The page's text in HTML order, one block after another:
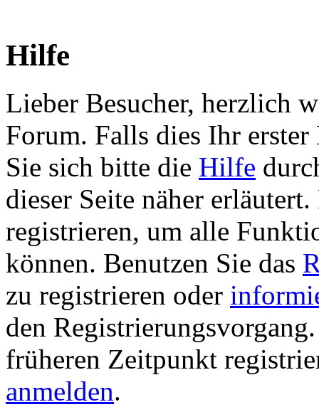
Hilfe
Lieber Besucher, herzlich
Forum. Falls dies Ihr erster
Sie sich bitte die Hilfe
dieser Seite näher
registrieren, um alle
können. Benutzen Sie das
zu registrieren oder
den
früheren Zeitpunkt
anmelden.